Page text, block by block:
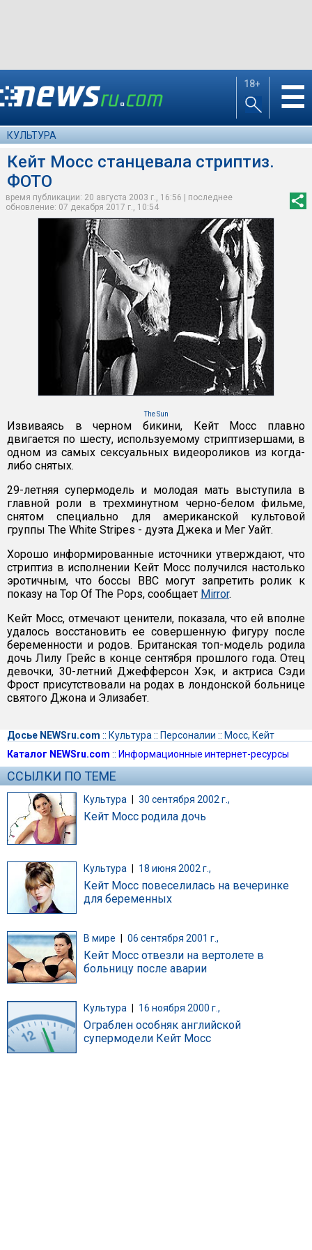
18+ ☰
КУЛЬТУРА
Кейт Мосс станцевала стриптиз.
ФОТО
время публикации: 20 августа 2003 г., 16:56 | последнее
обновление: 07 декабря 2017 г., 10:54
The Sun
Извиваясь в черном бикини, Кейт Мосс плавно
двигается по шесту, используемому стриптизершами, в
одном из самых сексуальных видеороликов из когда-
либо снятых.
29-летняя супермодель и молодая мать выступила в
главной роли в трехминутном черно-белом фильме,
снятом специально для американской культовой
группы The White Stripes - дуэта Джека и Мег Уайт.
Хорошо информированные источники утверждают, что
стриптиз в исполнении Кейт Мосс получился настолько
эротичным, что боссы ВВС могут запретить ролик к
показу на Top Of The Pops, сообщает Mirror.
Кейт Мосс, отмечают ценители, показала, что ей вполне
удалось восстановить ее совершенную фигуру после
беременности и родов. Британская топ-модель родила
дочь Лилу Грейс в конце сентября прошлого года. Отец
девочки, 30-летний Джефферсон Хэк, и актриса Сэди
Фрост присутствовали на родах в лондонской больнице
святого Джона и Элизабет.
Досье NEWSru.com :: Культура :: Персоналии :: Мосс, Кейт
Каталог NEWSru.com :: Информационные интернет-ресурсы
ССЫЛКИ ПО ТЕМЕ
Культура | 30 сентября 2002 г.,
Кейт Мосс родила дочь
Культура | 18 июня 2002 г.,
Кейт Мосс повеселилась на вечеринке
для беременных
В мире 06 сентября 2001 г.,
Кейт Мосс отвезли на вертолете в
больницу после аварии
Культура 16 ноября 2000 г.,
Ограблен особняк английской
супермодели Кейт Мосс